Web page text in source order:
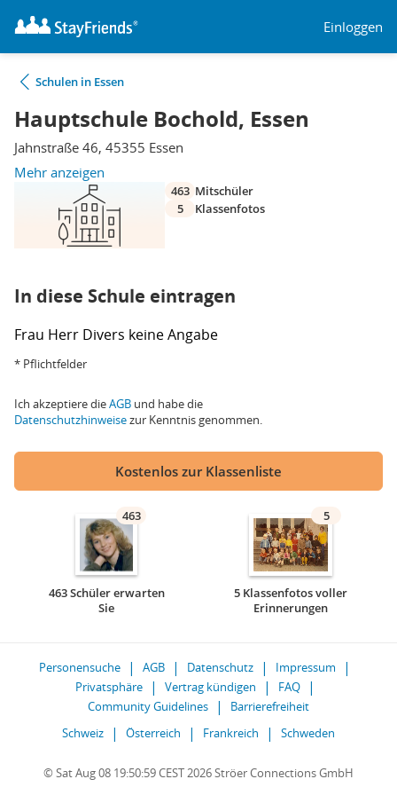
Einloggen
Schulen in Essen
Hauptschule Bochold, Essen
Jahnstraße 46, 45355 Essen
Mehr anzeigen
463 Mitschüler
5
Klassenfotos
In diese Schule eintragen
Frau Herr Divers keine Angabe
* Pflichtfelder
Ich akzeptiere dieAGB und habe die
Datenschutzhinweisezur Kenntnis genommen.
Kostenlos zur Klassenliste
463
463 Schüler erwarten
Sie
5
5 Klassenfotos voller
Erinnerungen
Personensuche AGB Datenschutz
Impressum
Privatsphäre
Vertrag kündigen
FAQ
Community Guidelines
Barrierefreiheit
Schweiz
Österreich Frankreich Schweden
© Sat Aug 08 19:50:59 CEST 2026 Ströer Connections GmbH